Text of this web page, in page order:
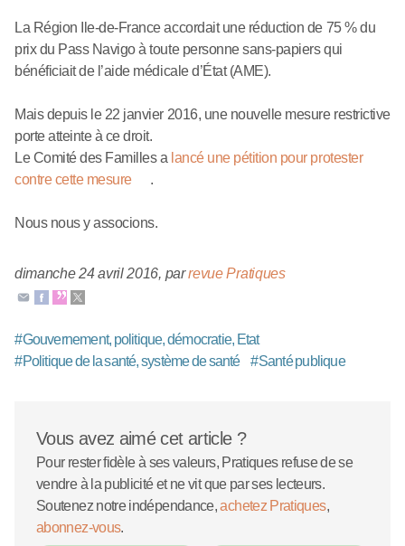
La Région Ile-de-France accordait une réduction de 75 % du
prix du Pass Navigo à toute personne sans-papiers qui
bénéficiait de l’aide médicale d’État (AME).
Mais depuis le 22 janvier 2016, une nouvelle mesure restrictive
porte atteinte à ce droit.
Le Comité des Familles a lancé une pétition pour protester
contre cette mesure
.
Nous nous y associons.
dimanche 24 avril 2016, parrevue Pratiques
#Gouvernement, politique, démocratie, Etat
#Politique de la santé, système de santé #Santé publique
Vous avez aimé cet article ?
Pour rester fidèle à ses valeurs, Pratiques refuse de se
vendre à la publicité et ne vit que par ses lecteurs.
Soutenez notre indépendance,achetez Pratiques,
abonnez-vous.